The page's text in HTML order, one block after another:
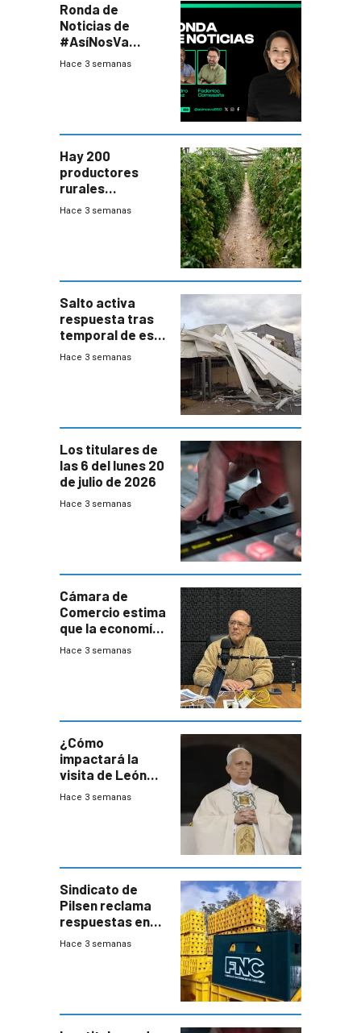
Ronda de
Noticias de
#AsíNosVa
(20/7/26)
Hace 3 semanas
Hay 200
productores
rurales
afectados tras
Hace 3 semanas
Salto activa
respuesta tras
temporal de este
sábado con
Hace 3 semanas
Los titulares de
las 6 del lunes 20
de julio de 2026
Hace 3 semanas
Cámara de
Comercio estima
que la economía
crecerá 1,6%
Hace 3 semanas
¿Cómo
impactará la
visita de León
XIV a Uruguay?
Hace 3 semanas
Sindicato de
Pilsen reclama
respuestas en
medio de
Hace 3 semanas